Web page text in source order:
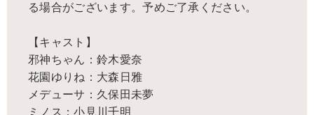
る場合がございます。予めご了承ください。
【キャスト】
邪神ちゃん：鈴木愛奈
花園ゆりね：大森日雅
メデューサ：久保田未夢
ミノス：小見川千明